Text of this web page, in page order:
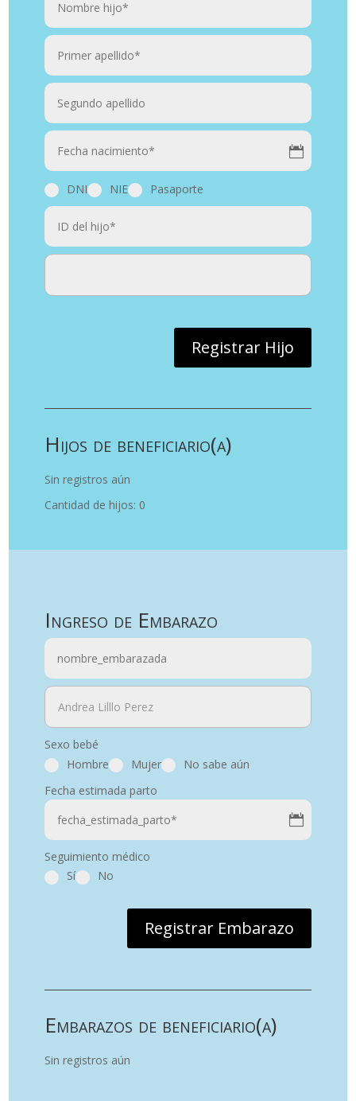
DNI NIE Pasaporte
Registrar Hijo
Hijos de beneficiario(a)
Sin registros aún
Cantidad de hijos: 0
Ingreso de Embarazo
Sexo bebé
Hombre
Mujer
No sabe aún
Fecha estimada parto
Seguimiento médico
Sí
No
Registrar Embarazo
Embarazos de beneficiario(a)
Sin registros aún